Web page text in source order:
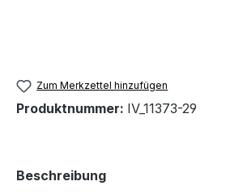
Zum Merkzettel hinzufügen
Produktnummer: IV_11373-29
Beschreibung